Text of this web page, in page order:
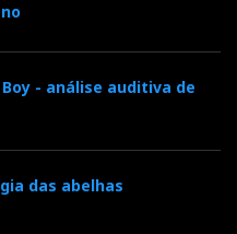
- análise auditiva de
das abelhas